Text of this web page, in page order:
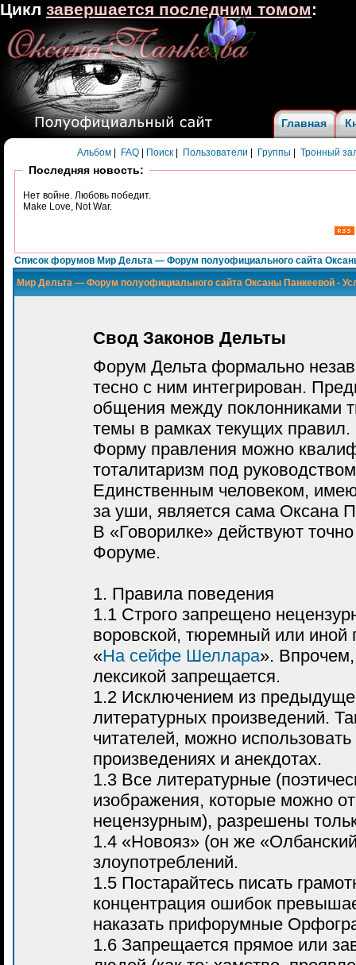
Главная
Альбом FAQ Поиск Пользователи Группы Тронный
Последняя новость:
Нет войне. Любовь победит.
Make Love, Not War.
Список форумов Мир Дельта — Форум полуофициального сайта
Мир Дельта — Форум полуофициального сайта Оксаны Панкеевой -
Свод Законов Дельты
Форум Дельта формально
тесно с ним интегрирован.
общения между поклонниками
темы в рамках текущих правил.
Форму правления можно
тоталитаризм под
Единственным человеком,
за уши, является сама Оксана
В «Говорилке» действуют
Форуме.
1. Правила поведения
1.1 Строго запрещено
воровской, тюремный или иной
«На сейфе Шеллара».
лексикой запрещается.
1.2 Исключением из
литературных произведений.
читателей, можно
произведениях и анекдотах.
1.3 Все литературные
изображения, которые можно
нецензурным), разрешены
1.4 «Новояз» (он же
злоупотреблений.
1.5 Постарайтесь писать
концентрация ошибок
наказать прифорумные
1.6 Запрещается прямое или
Цикл завершается последним томом: